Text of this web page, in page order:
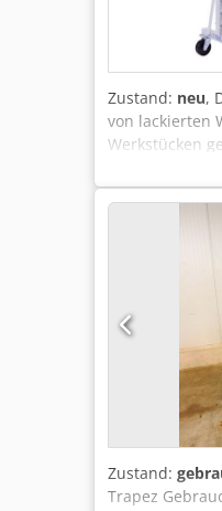
Zustand: neu,
von lackierten
Werkstücken
verstellen.
400 kg bei
wahlweise
der
Aqovwf
Zustand:
Trapez